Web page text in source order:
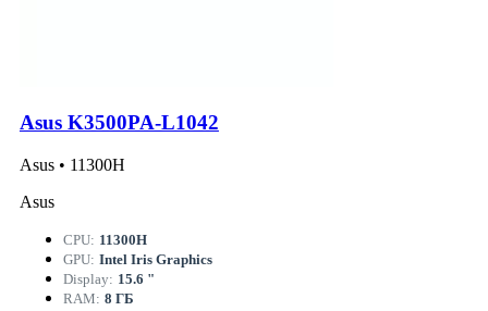
Asus K3500PA-L1042
Asus • 11300H
Asus
CPU: 11300H
GPU: Intel Iris Graphics
Display: 15.6 "
RAM: 8 ГБ